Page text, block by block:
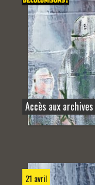
Accès aux
21 avril